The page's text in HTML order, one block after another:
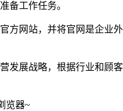
备工作任务。
网站，并将官网是企业
发展战略，根据行业和
览器~